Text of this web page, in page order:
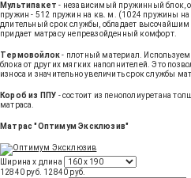
Мультипакет - независимый пружинный
пружин - 512 пружин на кв. м. (1024 пружины на
длительный срок службы, обладает
придает матрасу непревзойденный комфорт.
Термовойлок- плотный материал.
блока от других мягких наполнителей. Это
износа и значительно увеличить срок службы
Короб из ППУ - состоит из пенополиуретана
матраса.
Матрас "Оптимум Эксклюзив"
Ширина х длина
12840 руб. 12840 руб.